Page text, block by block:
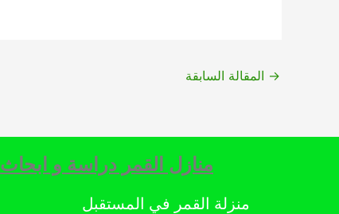
→ المقالة السابقة
منازل القمر دراسة و ابحاث
منزلة القمر في المستقبل